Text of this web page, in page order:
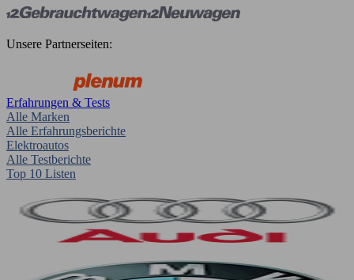
Unsere Partnerseiten:
Erfahrungen & Tests
Alle Marken
Alle Erfahrungsberichte
Elektroautos
Alle Testberichte
Top 10 Listen